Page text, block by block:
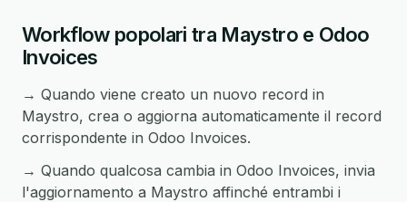
Workflow popolari tra Maystro e Odoo
Invoices
→ Quando viene creato un nuovo record in
Maystro, crea o aggiorna automaticamente il record
corrispondente in Odoo Invoices.
→ Quando qualcosa cambia in Odoo Invoices, invia
l'aggiornamento a Maystro affinché entrambi i